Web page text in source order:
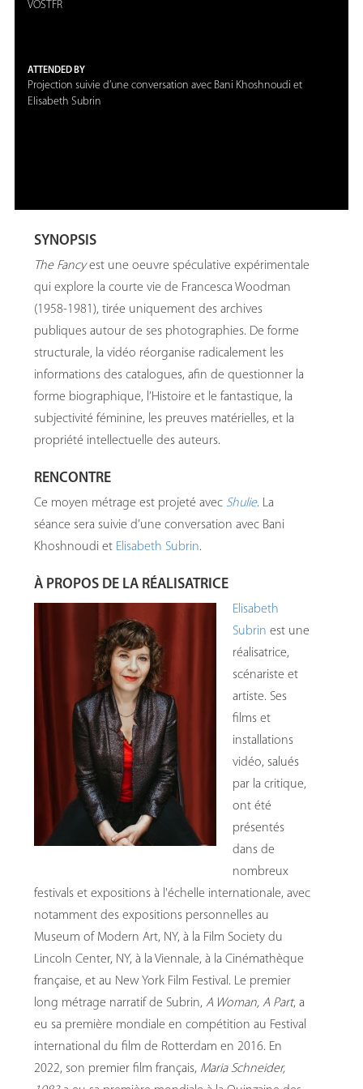
VOSTFR
ATTENDED BY
Projection suivie d’une conversation avec Bani Khoshnoudi et
Elisabeth Subrin
SYNOPSIS
The Fancyest une oeuvre spéculative expérimentale
qui explore la courte vie de Francesca Woodman
(1958-1981), tirée uniquement des archives
publiques autour de ses photographies. De forme
structurale, la vidéo réorganise radicalement les
informations des catalogues, afin de questionner la
forme biographique, l’Histoire et le fantastique, la
subjectivité féminine, les preuves matérielles, et la
propriété intellectuelle des auteurs.
RENCONTRE
Ce moyen métrage est projeté avec Shulie. La
séance sera suivie d’une conversation avec Bani
Khoshnoudi et Elisabeth Subrin.
À PROPOS DE LA RÉALISATRICE
Elisabeth
Subrin est une
réalisatrice,
scénariste et
artiste. Ses
films et
installations
vidéo, salués
par la critique,
ont été
présentés
dans de
nombreux
festivals et expositions à l'échelle internationale, avec
notamment des expositions personnelles au
Museum of Modern Art, NY, à la Film Society du
Lincoln Center, NY, à la Viennale, à la Cinémathèque
française, et au New York Film Festival. Le premier
long métrage narratif de Subrin, A Woman, A Part, a
eu sa première mondiale en compétition au Festival
international du film de Rotterdam en 2016. En
2022, son premier film français, Maria Schneider,